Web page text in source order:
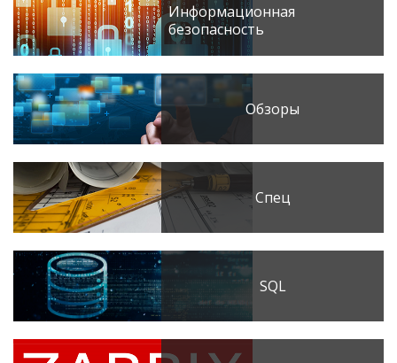
Информационная
безопасность
Обзоры
Спец
SQL